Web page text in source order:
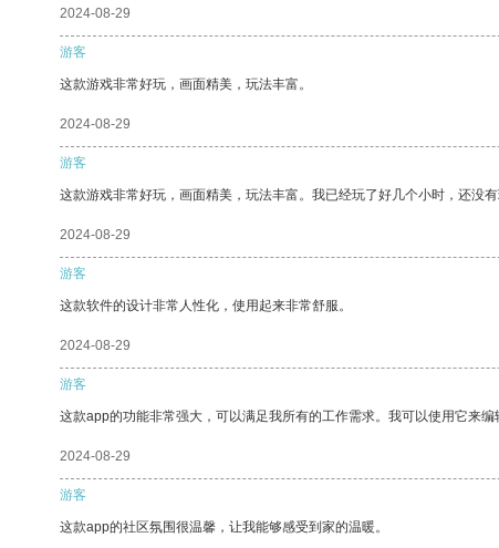
2024-08-29
游客
这款游戏非常好玩，画面精美，玩法丰富。
2024-08-29
游客
这款游戏非常好玩，画面精美，玩法丰富。我已经玩了好几个小时，还没有
2024-08-29
游客
这款软件的设计非常人性化，使用起来非常舒服。
2024-08-29
游客
这款app的功能非常强大，可以满足我所有的工作需求。我可以使用它来编
2024-08-29
游客
这款app的社区氛围很温馨，让我能够感受到家的温暖。